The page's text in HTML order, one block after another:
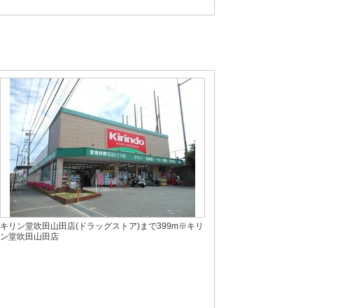
キリン堂吹田山田店(ドラッグストア)まで399m※キリ
ン堂吹田山田店